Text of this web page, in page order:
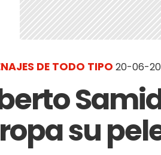
DE TODO TIPO 20-06-
su